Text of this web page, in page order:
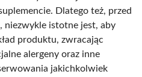
Dlatego też, przed
niezwykle istotne jest, aby
produktu, zwracając
alergeny oraz inne
jakichkolwiek